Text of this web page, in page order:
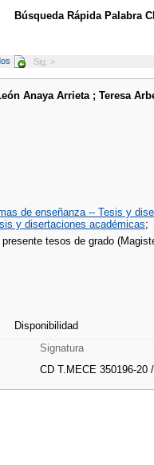
Búsqueda Rápida Palabra
Sig. >
Anaya Arrieta ; Teresa
de enseñanza -- Tesis y
y disertaciones académicas;
tesos de grado
Disponibilidad
Signatura
CD T.MECE 350196-20